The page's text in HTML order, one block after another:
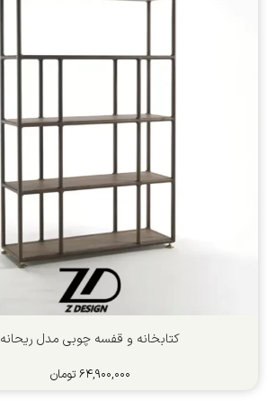
کتابخانه و قفسه چوبی مدل ریحانه
۶۴,۹۰۰,۰۰۰ تومان